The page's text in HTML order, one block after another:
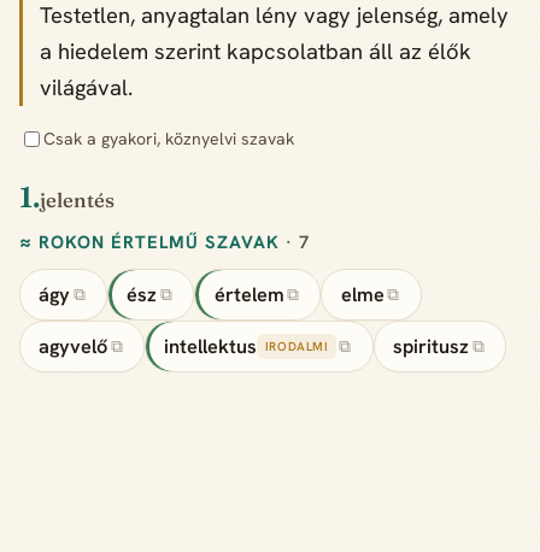
Testetlen, anyagtalan lény vagy jelenség, amely
a hiedelem szerint kapcsolatban áll az élők
világával.
Csak a gyakori, köznyelvi szavak
1.jelentés
≈ ROKON ÉRTELMŰ SZAVAK · 7
ágy ⧉ ész ⧉ értelem ⧉ elme ⧉
agyvelő ⧉ intellektus IRODALMI ⧉ spiritusz ⧉